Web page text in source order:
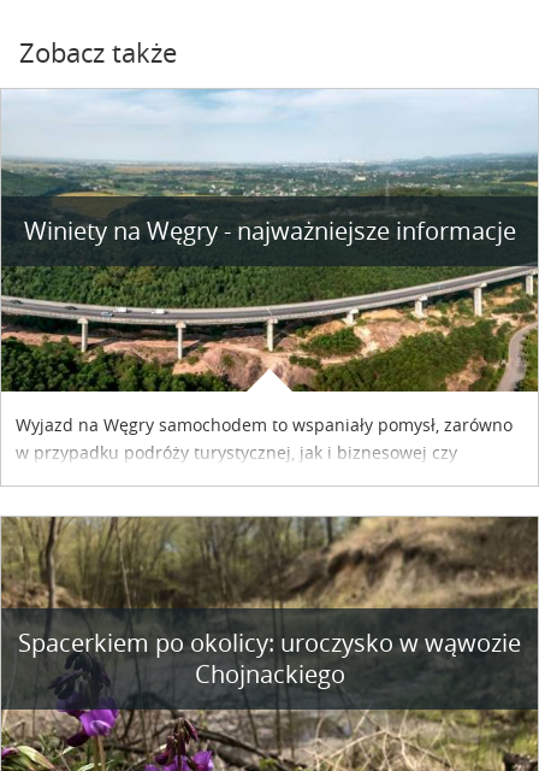
Zobacz także
Winiety na Węgry - najważniejsze informacje
Wyjazd na Węgry samochodem to wspaniały pomysł, zarówno
w przypadku podróży turystycznej, jak i biznesowej czy
służbowej. Pamiętać tylko trzeba o wykupieniu winiety, co
współpracy reklamowej z Hungary Vignette.
Spacerkiem po okolicy: uroczysko w wąwozie
Chojnackiego